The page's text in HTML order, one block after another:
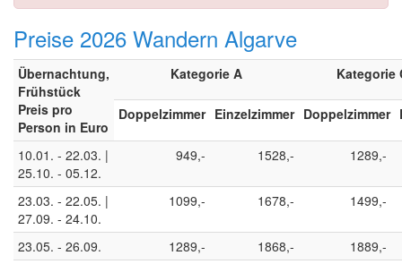
Preise 2026 Wandern Algarve
Übernachtung,
Frühstück
Preis pro
Person in Euro
Kategorie A Kategorie
Doppelzimmer Einzelzimmer Doppelzimmer
10.01. - 22.03. |
25.10. - 05.12.
949,- 1528,- 1289,-
23.03. - 22.05. |
27.09. - 24.10.
1099,- 1678,- 1499,-
23.05. - 26.09. 1289,- 1868,-
1889,-